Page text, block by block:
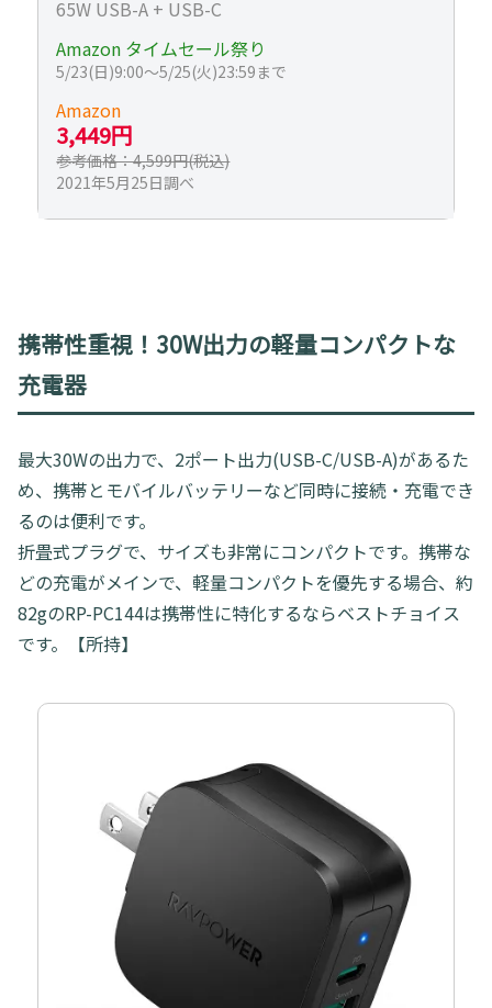
65W USB-A + USB-C
Amazon タイムセール祭り
5/23(日)9:00～5/25(火)23:59まで
Amazon
3,449円
参考価格：4,599円(税込)
2021年5月25日調べ
携帯性重視！30W出力の軽量コンパクトな
充電器
最大30Wの出力で、2ポート出力(USB-C/USB-A)があるた
め、携帯とモバイルバッテリーなど同時に接続・充電でき
るのは便利です。
折畳式プラグで、サイズも非常にコンパクトです。携帯な
どの充電がメインで、軽量コンパクトを優先する場合、約
82gのRP-PC144は携帯性に特化するならベストチョイス
です。【所持】